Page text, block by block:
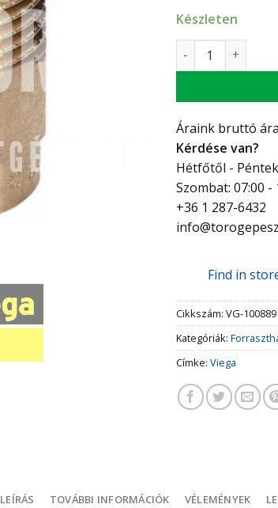
Készleten
Viega forrvég 22-
Áraink bruttó
Kérdése van?
Hétfőtől -
Szombat: 07:00 -
+36 1 287-6432
Find in
Cikkszám: VG-100889
Kategóriák:
Címke: Viega
LEÍRÁS TOVÁBBI INFORMÁCIÓK VÉLEMÉNYEK